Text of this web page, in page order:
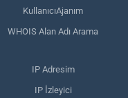
KullanıcıAjanım
WHOIS Alan Adı Arama
IP Adresim
IP İzleyici